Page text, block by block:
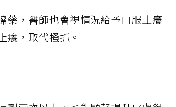
藥，醫師也會視情況給予口服止癢
，取代搔抓。